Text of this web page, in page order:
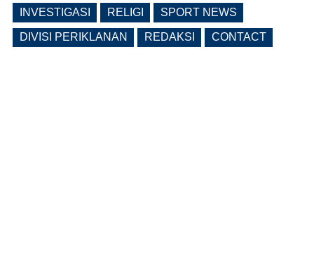
INVESTIGASI RELIGI SPORT NEWS
DIVISI PERIKLANAN REDAKSI CONTACT